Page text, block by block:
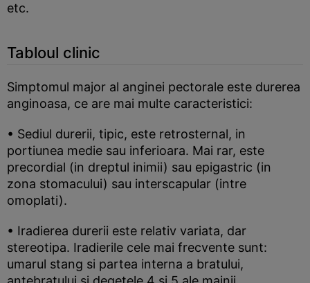
etc.
Tabloul clinic
Simptomul major al anginei pectorale este durerea
anginoasa, ce are mai multe caracteristici:
• Sediul durerii, tipic, este retrosternal, in
portiunea medie sau inferioara. Mai rar, este
precordial (in dreptul inimii) sau epigastric (in
zona stomacului) sau interscapular (intre
omoplati).
• Iradierea durerii este relativ variata, dar
stereotipa. Iradierile cele mai frecvente sunt:
umarul stang si partea interna a bratului,